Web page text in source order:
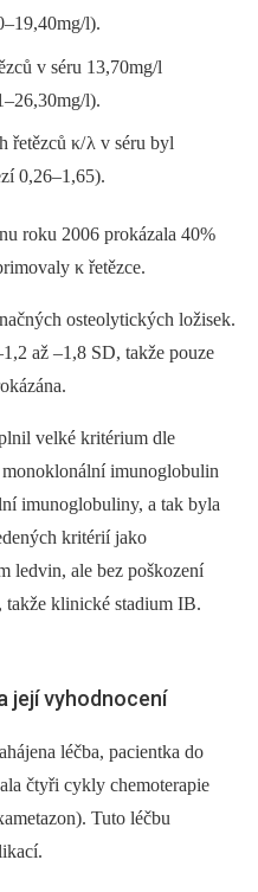
l).
v séru 13,70mg/l
l).
řetězců κ/ λ v séru byl
0,26–1,65).
roku 2006 prokázala 40%
κ řetězce.
osteolytických ložisek.
až –1,8 SD, takže pouze
velké kritérium dle
imunoglobulin
imunoglobuliny, a tak byla
kritérií jako
ledvin, ale bez poškození
takže klinické stadium IB.
její vyhodnocení
léčba, pacientka do
čtyři cykly chemoterapie
Tuto léčbu